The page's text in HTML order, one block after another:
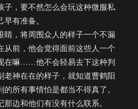
子，要不然怎么会玩这种微服私
有准备。
，将周围众人的样子一个不漏
从前，他会觉得面前这些人一个
在嘛……他不会轻易去下这种判
老神在在的样子，就知道曹鹤阳
所有事情怕是都当不得真了。
边和他们有没有什么联系。